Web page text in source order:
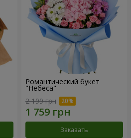
Романтический букет
"Небеса"
2 199 грн
Заказать